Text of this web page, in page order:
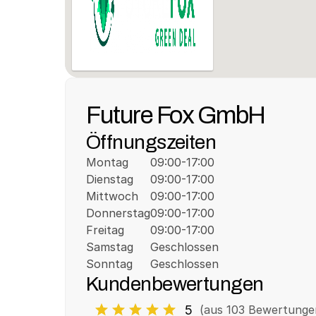
Future Fox GmbH
Öffnungszeiten
Montag
Dienstag
Mittwoch
Donnerstag
Freitag
Samstag
Sonntag
09:00-17:00
09:00-17:00
09:00-17:00
09:00-17:00
09:00-17:00
Geschlossen
Geschlossen
Kundenbewertungen
5 (aus 103